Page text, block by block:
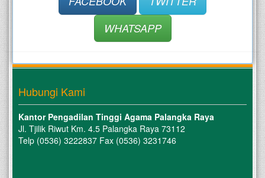
WHATSAPP
Hubungi Kami
Kantor Pengadilan Tinggi Agama Palangka Raya
Jl. Tjilik Riwut Km. 4.5 Palangka Raya 73112
Telp (0536) 3222837 Fax (0536) 3231746